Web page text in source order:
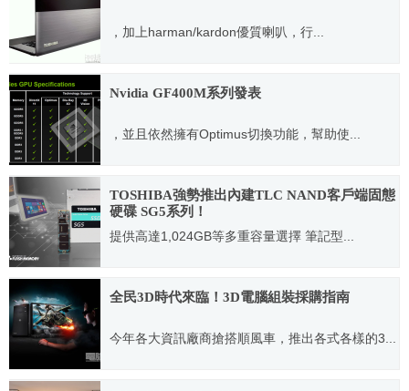
，加上harman/kardon優質喇叭，行...
2012.06.27
Nvidia GF400M系列發表
，並且依然擁有Optimus切換功能，幫助使...
2010.09.05
TOSHIBA強勢推出內建TLC NAND客戶端固態
硬碟 SG5系列！
提供高達1,024GB等多重容量選擇 筆記型...
2016.02.22
全民3D時代來臨！3D電腦組裝採購指南
今年各大資訊廠商搶搭順風車，推出各式各樣的3...
2010.09.14